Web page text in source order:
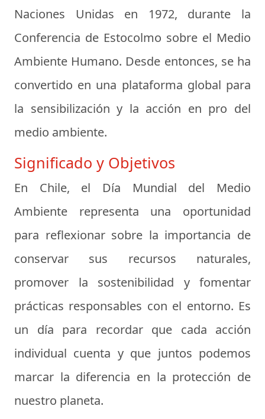
Naciones Unidas en 1972, durante la
Conferencia de Estocolmo sobre el Medio
Ambiente Humano. Desde entonces, se ha
convertido en una plataforma global para
la sensibilización y la acción en pro del
medio ambiente.
Significado y Objetivos
En Chile, el Día Mundial del Medio
Ambiente representa una oportunidad
para reflexionar sobre la importancia de
conservar sus recursos naturales,
promover la sostenibilidad y fomentar
prácticas responsables con el entorno. Es
un día para recordar que cada acción
individual cuenta y que juntos podemos
marcar la diferencia en la protección de
nuestro planeta.